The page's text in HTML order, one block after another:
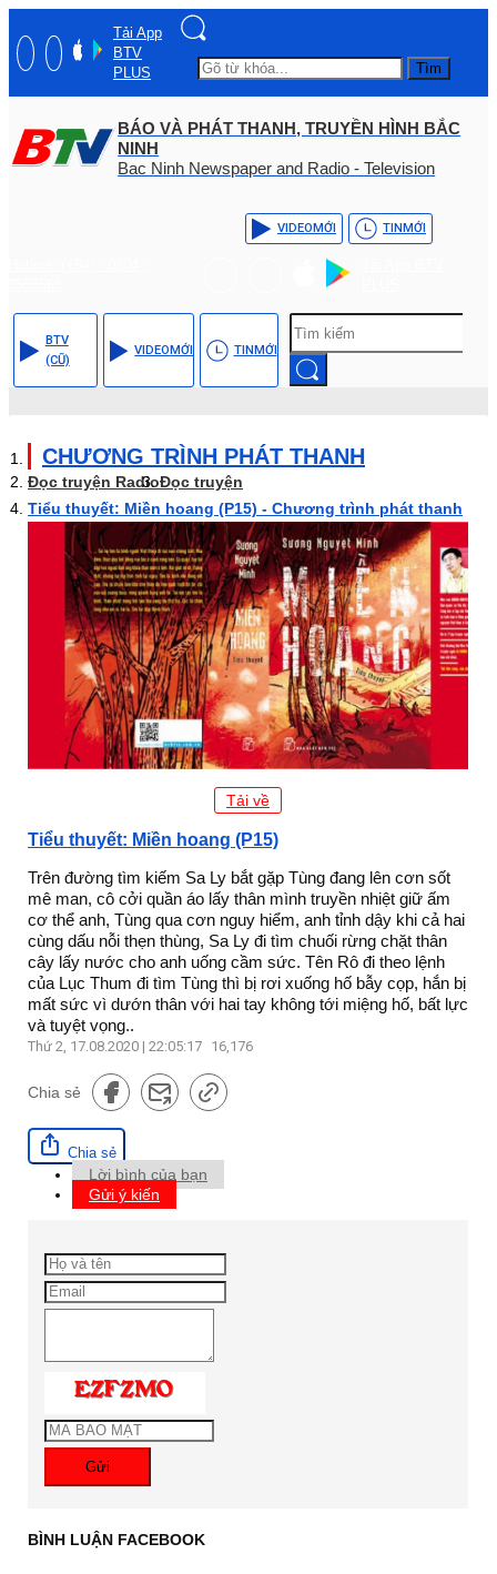
Tải App
BTV
PLUS
Tìm
BÁO VÀ PHÁT THANH, TRUYỀN HÌNH BẮC
NINH
Bac Ninh Newspaper and Radio - Television
VIDEOMỚI TINMỚI
BTV
(CŨ)
VIDEOMỚI TINMỚI
CHƯƠNG TRÌNH PHÁT THANH
Đọc truyện RadioĐọc truyện
Tiểu thuyết: Miền hoang (P15) - Chương trình phát thanh
Tải về
Tiểu thuyết: Miền hoang (P15)
Trên đường tìm kiếm Sa Ly bắt gặp Tùng đang lên cơn sốt
mê man, cô cởi quần áo lấy thân mình truyền nhiệt giữ ấm
cơ thể anh, Tùng qua cơn nguy hiểm, anh tỉnh dậy khi cả hai
cùng dấu nỗi thẹn thùng, Sa Ly đi tìm chuối rừng chặt thân
cây lấy nước cho anh uống cầm sức. Tên Rô đi theo lệnh
của Lục Thum đi tìm Tùng thì bị rơi xuống hố bẫy cọp, hắn bị
mất sức vì dướn thân với hai tay không tới miệng hố, bất lực
và tuyệt vọng..
Thứ 2, 17.08.2020 | 22:05:17 16,176
Chia sẻ
Chia sẻ
Lời bình của bạn
Gửi ý kiến
Gửi
BÌNH LUẬN FACEBOOK